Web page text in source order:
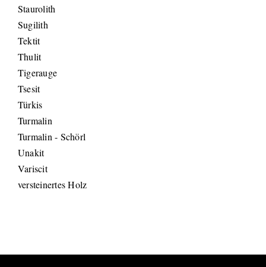
Staurolith
Sugilith
Tektit
Thulit
Tigerauge
Tsesit
Türkis
Turmalin
Turmalin - Schörl
Unakit
Variscit
versteinertes Holz